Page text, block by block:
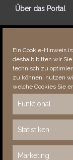
Ein Cookie-Hinweis
deshalb bitten wir
technisch zu
zu können, nutzen
welche Cookies Sie
Funktional
Statistiken
Marketing
Über das Portal
Über dieses Portal
Fehler bemerkt?
Besucher seit 08/​